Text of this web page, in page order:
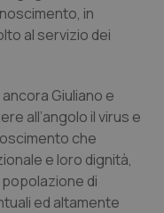
in
al servizio dei
Giuliano e
all’angolo il virus e
che
e loro dignità,
di
ed altamente